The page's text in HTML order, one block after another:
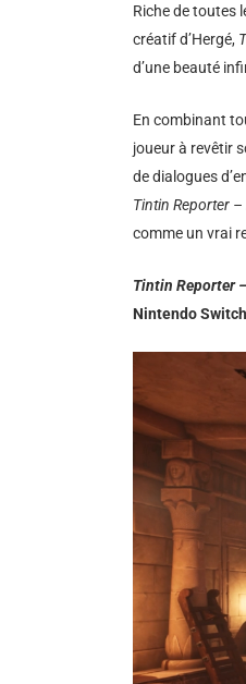
Riche de toutes
créatif d’Hergé,
d’une beauté
En combinant
joueur à revêtir
de dialogues
Tintin Reporter –
comme un vrai
Tintin Reporter
Nintendo